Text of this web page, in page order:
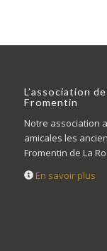
L’association
Fromentin
Notre association
amicales les
Fromentin de La
En savoir plus